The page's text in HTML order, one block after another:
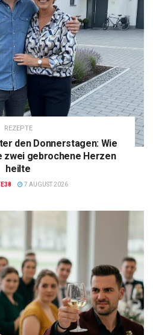
REZEPTE
den Donnerstagen: Wie
zwei gebrochene Herzen
heilte
7 AUGUST 2026